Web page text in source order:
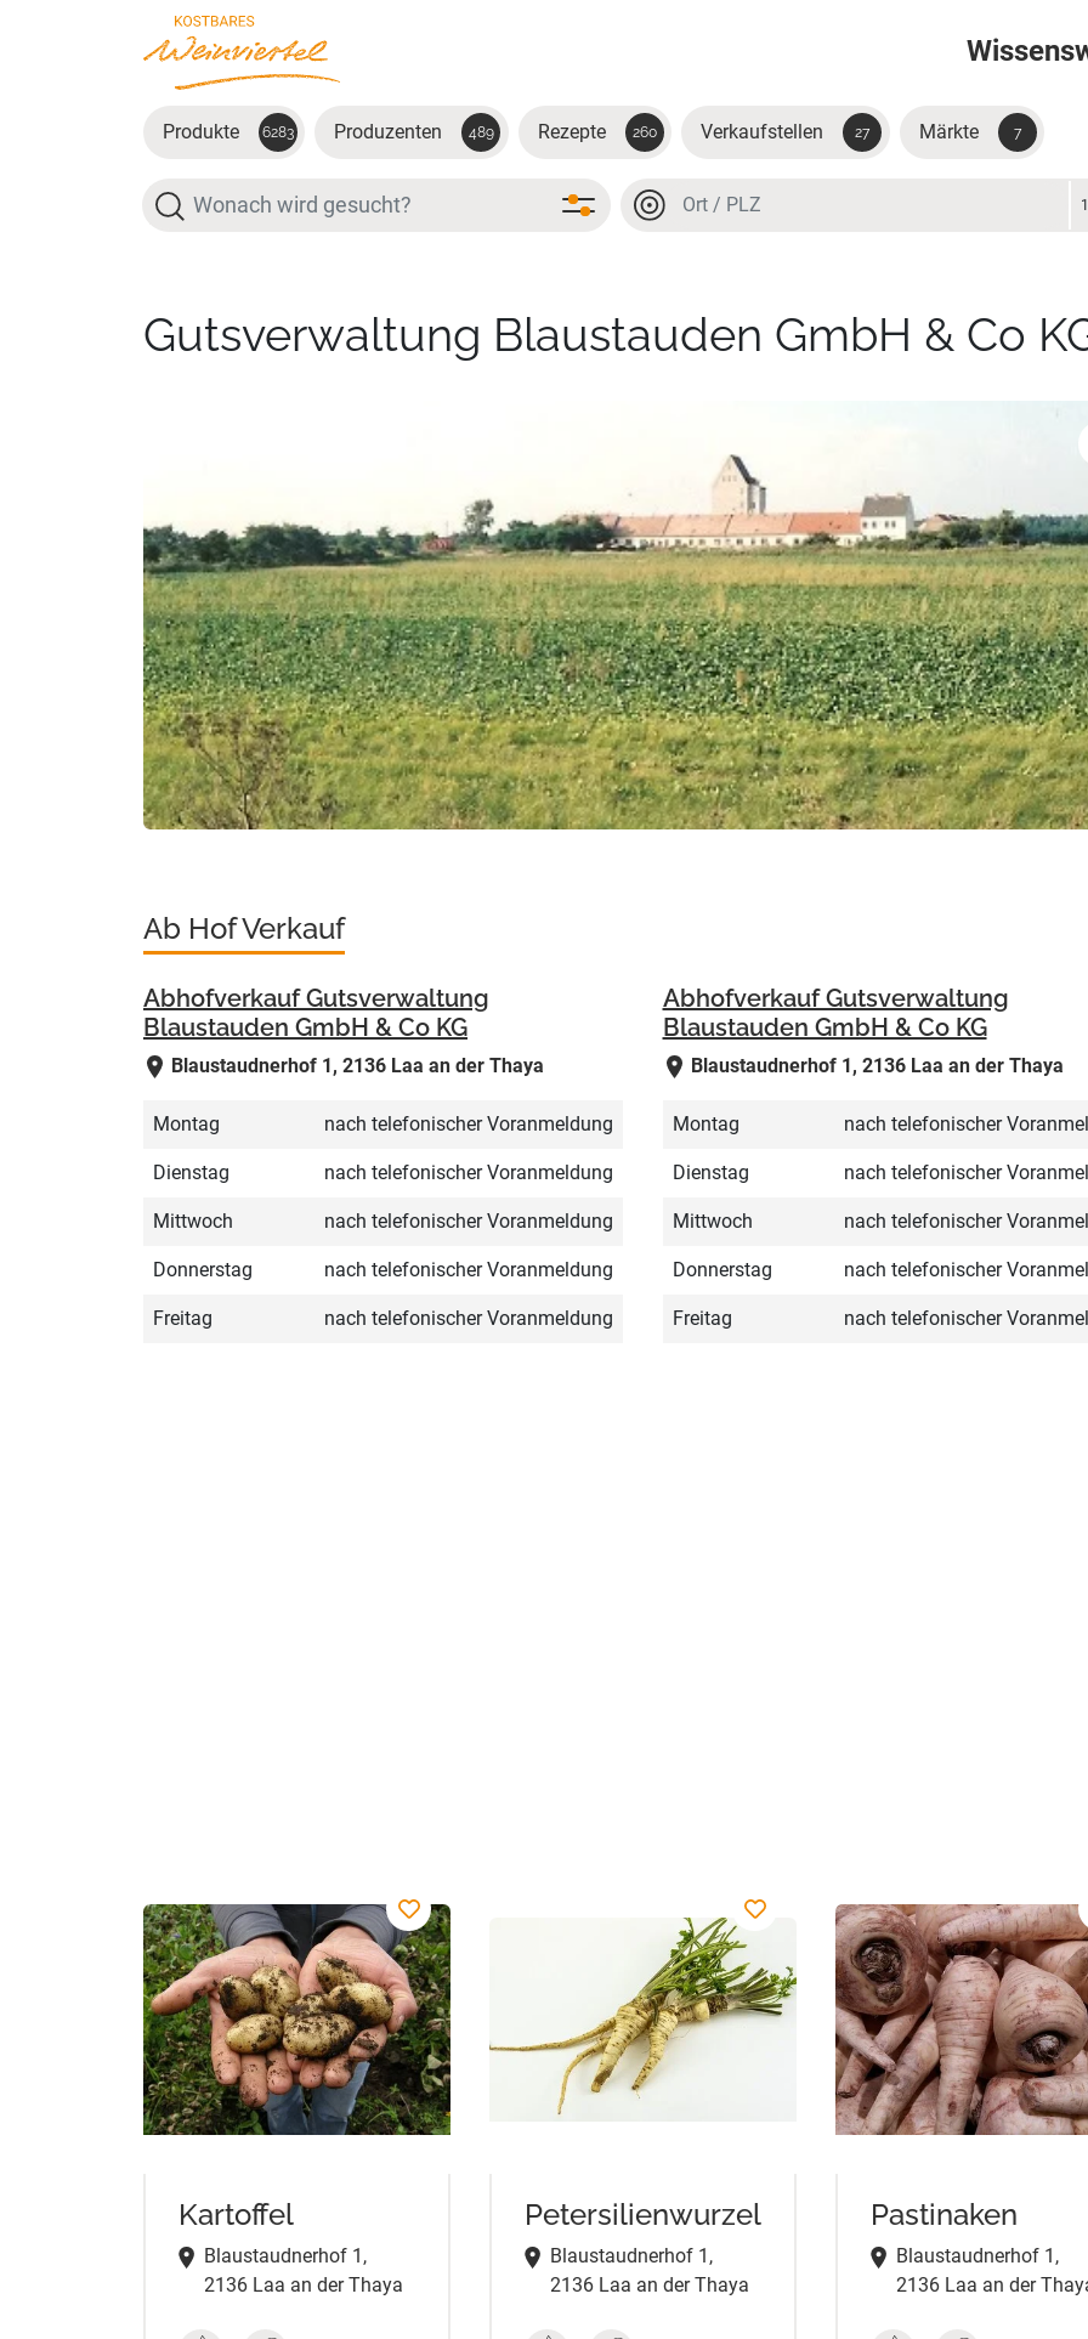
Zum Hauptinhalt springen
Produkte 6283 Produzenten 489 Rezepte 260 Verkaufstellen 27 Märkte 7
Suche Ort oder PLZ
Gutsverwaltung Blaustauden GmbH & Co
Ab Hof Verkauf
Abhofverkauf Gutsverwaltung
Blaustauden GmbH & Co KG
Blaustaudnerhof 1, 2136 Laa an der Thaya
Montag nach telefonischer Voranmeldung
Dienstag nach telefonischer Voranmeldung
Mittwoch nach telefonischer Voranmeldung
Donnerstag nach telefonischer Voranmeldung
Freitag nach telefonischer Voranmeldung
Abhofverkauf Gutsverwaltung
Blaustauden GmbH & Co KG
Blaustaudnerhof 1, 2136 Laa an der Thaya
Montag nach telefonischer
Dienstag nach telefonischer
Mittwoch nach telefonischer
Donnerstag nach telefonischer
Freitag nach telefonischer
Kartoffel
Blaustaudnerhof 1,
2136 Laa an der Thaya
Petersilienwurzel
Blaustaudnerhof 1,
2136 Laa an der Thaya
Pastinaken
Blaustaudnerhof 1,
2136 Laa an der